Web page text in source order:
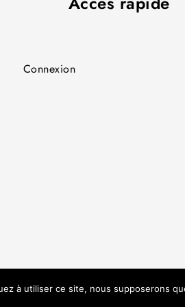
Connexion
à utiliser ce site, nous supposerons